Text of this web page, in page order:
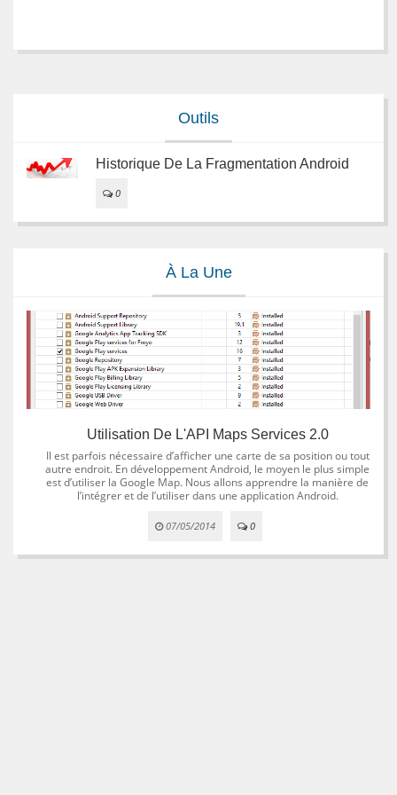
Outils
Historique De La Fragmentation Android
0
À La Une
Utilisation De L'API Maps Services 2.0
Il est parfois nécessaire d’afficher une carte de sa position ou tout
autre endroit. En développement Android, le moyen le plus simple
est d’utiliser la Google Map. Nous allons apprendre la manière de
l’intégrer et de l’utiliser dans une application Android.
07/05/2014 0